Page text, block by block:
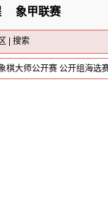
象甲联赛
搜索
棋大师公开赛 公开组海选